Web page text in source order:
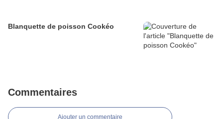
Blanquette de poisson Cookéo
Commentaires
Ajouter un commentaire